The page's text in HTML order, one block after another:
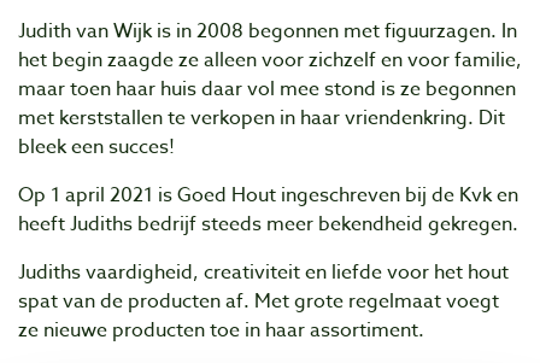
Judith van Wijk is in 2008 begonnen met figuurzagen. In
het begin zaagde ze alleen voor zichzelf en voor familie,
maar toen haar huis daar vol mee stond is ze begonnen
met kerststallen te verkopen in haar vriendenkring. Dit
bleek een succes!
Op 1 april 2021 is Goed Hout ingeschreven bij de Kvk en
heeft Judiths bedrijf steeds meer bekendheid gekregen.
Judiths vaardigheid, creativiteit en liefde voor het hout
spat van de producten af. Met grote regelmaat voegt
ze nieuwe producten toe in haar assortiment.